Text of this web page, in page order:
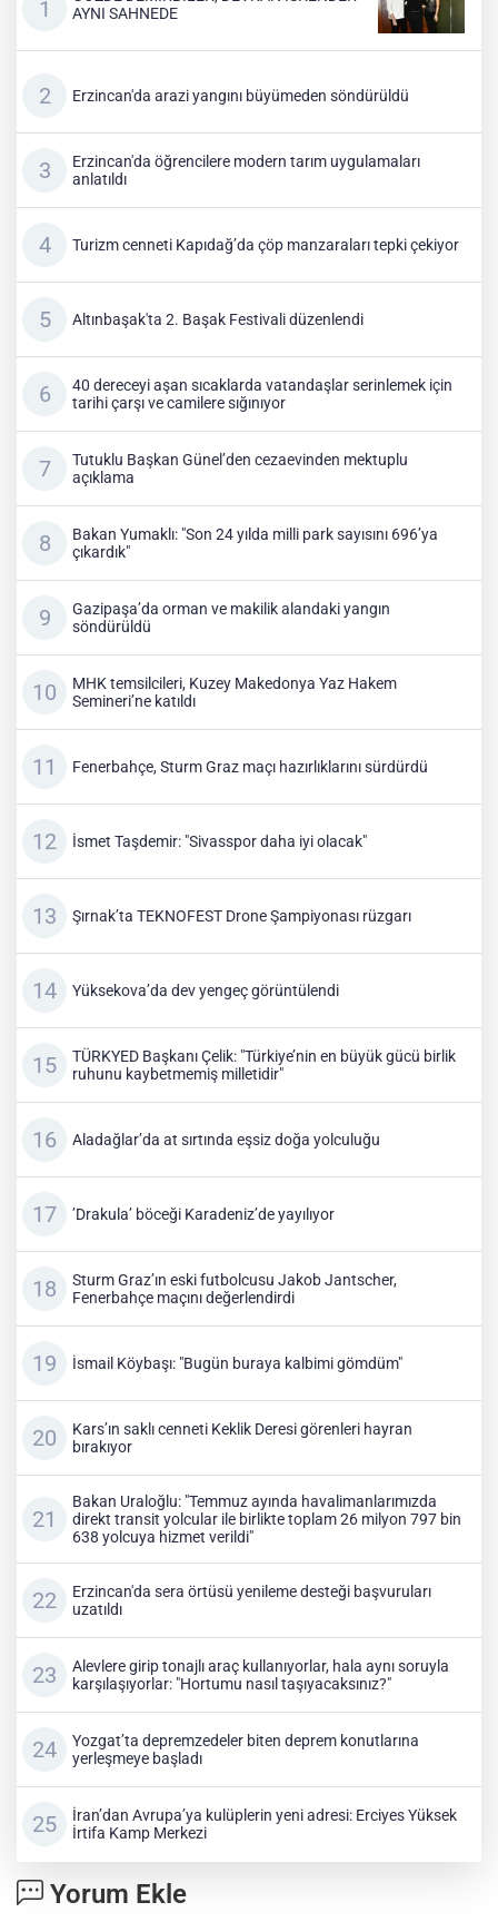
AYNI SAHNEDE
Erzincan'da arazi yangını büyümeden söndürüldü
Erzincan'da öğrencilere modern tarım uygulamaları
anlatıldı
Turizm cenneti Kapıdağ’da çöp manzaraları tepki çekiyor
Altınbaşak'ta 2. Başak Festivali düzenlendi
40 dereceyi aşan sıcaklarda vatandaşlar serinlemek için
tarihi çarşı ve camilere sığınıyor
Tutuklu Başkan Günel’den cezaevinden mektuplu
açıklama
Bakan Yumaklı: "Son 24 yılda milli park sayısını 696’ya
çıkardık"
Gazipaşa’da orman ve makilik alandaki yangın
söndürüldü
MHK temsilcileri, Kuzey Makedonya Yaz Hakem
Semineri’ne katıldı
Fenerbahçe, Sturm Graz maçı hazırlıklarını sürdürdü
İsmet Taşdemir: "Sivasspor daha iyi olacak"
Şırnak’ta TEKNOFEST Drone Şampiyonası rüzgarı
Yüksekova’da dev yengeç görüntülendi
TÜRKYED Başkanı Çelik: "Türkiye’nin en büyük gücü birlik
ruhunu kaybetmemiş milletidir"
Aladağlar’da at sırtında eşsiz doğa yolculuğu
’Drakula’ böceği Karadeniz’de yayılıyor
Sturm Graz’ın eski futbolcusu Jakob Jantscher,
Fenerbahçe maçını değerlendirdi
İsmail Köybaşı: "Bugün buraya kalbimi gömdüm"
Kars’ın saklı cenneti Keklik Deresi görenleri hayran
bırakıyor
Bakan Uraloğlu: "Temmuz ayında havalimanlarımızda
direkt transit yolcular ile birlikte toplam 26 milyon 797 bin
638 yolcuya hizmet verildi"
Erzincan'da sera örtüsü yenileme desteği başvuruları
uzatıldı
Alevlere girip tonajlı araç kullanıyorlar, hala aynı soruyla
karşılaşıyorlar: "Hortumu nasıl taşıyacaksınız?"
Yozgat’ta depremzedeler biten deprem konutlarına
yerleşmeye başladı
İran’dan Avrupa’ya kulüplerin yeni adresi: Erciyes Yüksek
İrtifa Kamp Merkezi
Yorum Ekle